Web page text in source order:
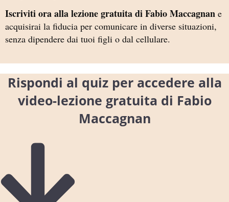
Iscriviti ora alla lezione gratuita di Fabio Maccagnan e
acquisirai la fiducia per comunicare in diverse situazioni,
senza dipendere dai tuoi figli o dal cellulare.
Rispondi al quiz per accedere alla
video-lezione gratuita di Fabio
Maccagnan